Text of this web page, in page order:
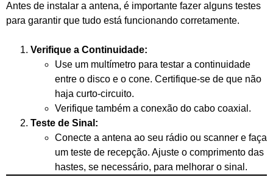
Antes de instalar a antena, é importante fazer alguns testes
para garantir que tudo está funcionando corretamente.
Verifique a Continuidade:
Use um multímetro para testar a continuidade
entre o disco e o cone. Certifique-se de que não
haja curto-circuito.
Verifique também a conexão do cabo coaxial.
Teste de Sinal:
Conecte a antena ao seu rádio ou scanner e faça
um teste de recepção. Ajuste o comprimento das
hastes, se necessário, para melhorar o sinal.